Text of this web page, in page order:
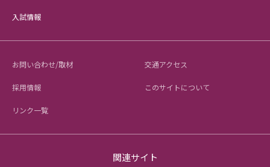
入試情報
お問い合わせ/取材 交通アクセス
採用情報 このサイトについて
リンク一覧
関連サイト